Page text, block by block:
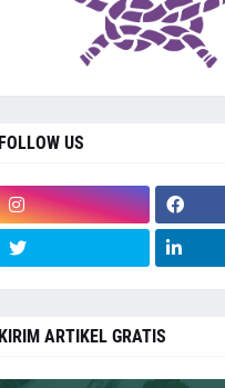
FOLLOW US
KIRIM ARTIKEL GRATIS